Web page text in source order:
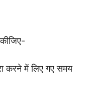
कीजिए-
करने में लिए गए समय